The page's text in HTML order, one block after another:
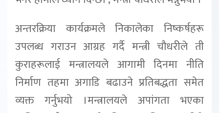
अन्तरक्रिया कार्यक्रमले निकालेका निष्कर्षहरू
उपलब्ध गराउन आग्रह गर्दै मन्त्री चौधरीले ती
कुराहरूलाई मन्त्रालयले आगामी दिनमा नीति
निर्माण तहमा अगाडि बढाउने प्रतिबद्धता समेत
व्यक्त गर्नुभयो ।मन्त्रालयले अपांगता भएका